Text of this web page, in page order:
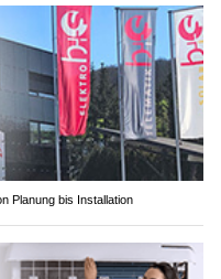
Planung bis Installation